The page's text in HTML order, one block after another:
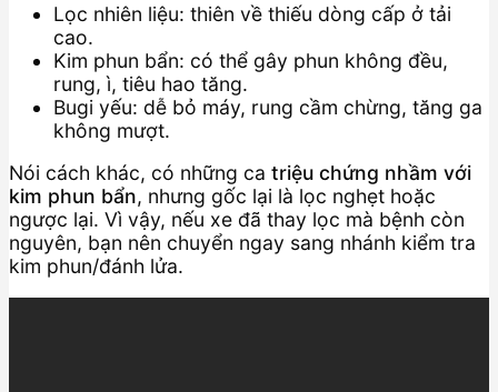
Lọc nhiên liệu: thiên về thiếu dòng cấp ở tải
cao.
Kim phun bẩn: có thể gây phun không đều,
rung, ì, tiêu hao tăng.
Bugi yếu: dễ bỏ máy, rung cầm chừng, tăng ga
không mượt.
Nói cách khác, có những ca triệu chứng nhầm với
kim phun bẩn, nhưng gốc lại là lọc nghẹt hoặc
ngược lại. Vì vậy, nếu xe đã thay lọc mà bệnh còn
nguyên, bạn nên chuyển ngay sang nhánh kiểm tra
kim phun/đánh lửa.